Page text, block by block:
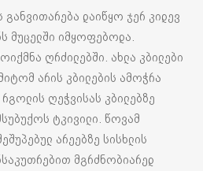
განვითარება დაიწყო ჯერ კიდევ
მუცელში იმყოფებოდა.
ღრძილებში. ახლა კბილები
არის კბილების ამოჭრა
ღეჭვისას კბილებზე
ტკივილი. წოვამ
არეებზე სისხლის
მგრძნობიარედ